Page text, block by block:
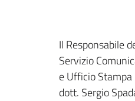
Il Responsabile
Servizio
e Ufficio Stampa
dott. Sergio